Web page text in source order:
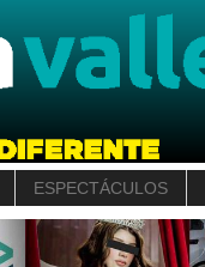
ESPECTÁCULOS